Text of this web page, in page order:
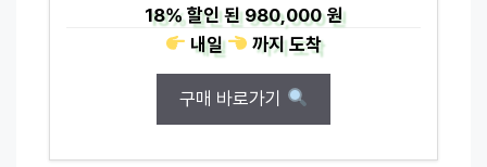
18%할인 된980,000 원
내일
까지도착
구매 바로가기